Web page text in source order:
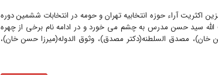
شماره سوم تیر 1305 فهرستی از 36 نفر از حائزین اکثریت آراء حوزه انتخابیه تهران و حومه در انتخابات ششمین دوره
سید حسن مدرس به چشم می خورد و در ادامه نام برخی از چهره
خان)، مصدق السلطنه(دکتر مصدق)، وثوق الدوله(میرزا حسن خان)،